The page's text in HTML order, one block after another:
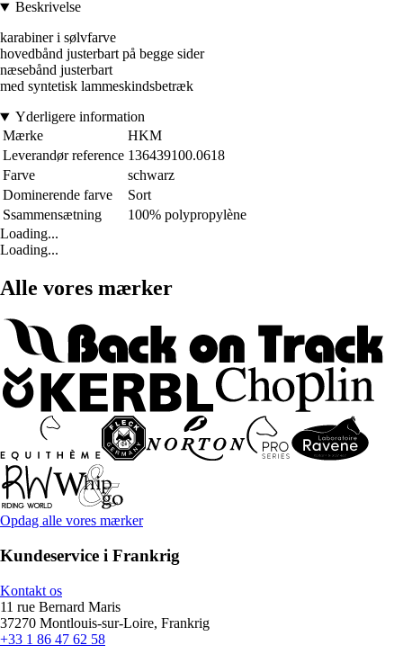
Beskrivelse
karabiner i sølvfarve
hovedbånd justerbart på begge sider
næsebånd justerbart
med syntetisk lammeskindsbetræk
Yderligere information
Mærke
HKM
Leverandør reference 136439100.0618
Farve
schwarz
Dominerende farve
Sort
Ssammensætning
100% polypropylène
Loading...
Loading...
Alle vores mærker
Opdag alle vores mærker
Kundeservice i Frankrig
Kontakt os
11 rue Bernard Maris
37270 Montlouis-sur-Loire, Frankrig
+33 1 86 47 62 58